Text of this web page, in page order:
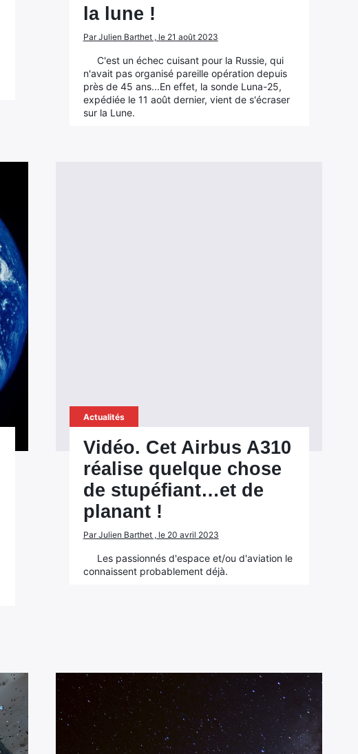
la lune !
Par Julien Barthet , le 21 août 2023
C'est un échec cuisant pour la Russie, qui
n'avait pas organisé pareille opération depuis
près de 45 ans...En effet, la sonde Luna-25,
expédiée le 11 août dernier, vient de s'écraser
sur la Lune.
Actualités
Vidéo. Cet Airbus A310
réalise quelque chose
de stupéfiant…et de
planant !
Par Julien Barthet , le 20 avril 2023
Les passionnés d'espace et/ou d'aviation le
connaissent probablement déjà.